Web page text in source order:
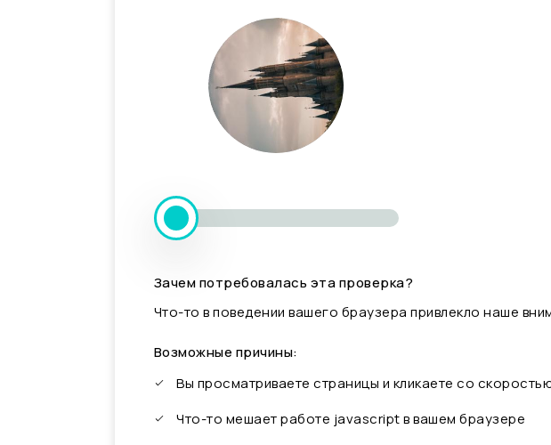
Зачем потребовалась эта проверка?
Что-то в поведении вашего браузера привлекло наше
Возможные причины:
Вы просматриваете страницы и кликаете со
Что-то мешает работе javascript в вашем браузере